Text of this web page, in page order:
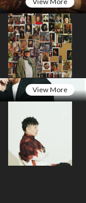
View More